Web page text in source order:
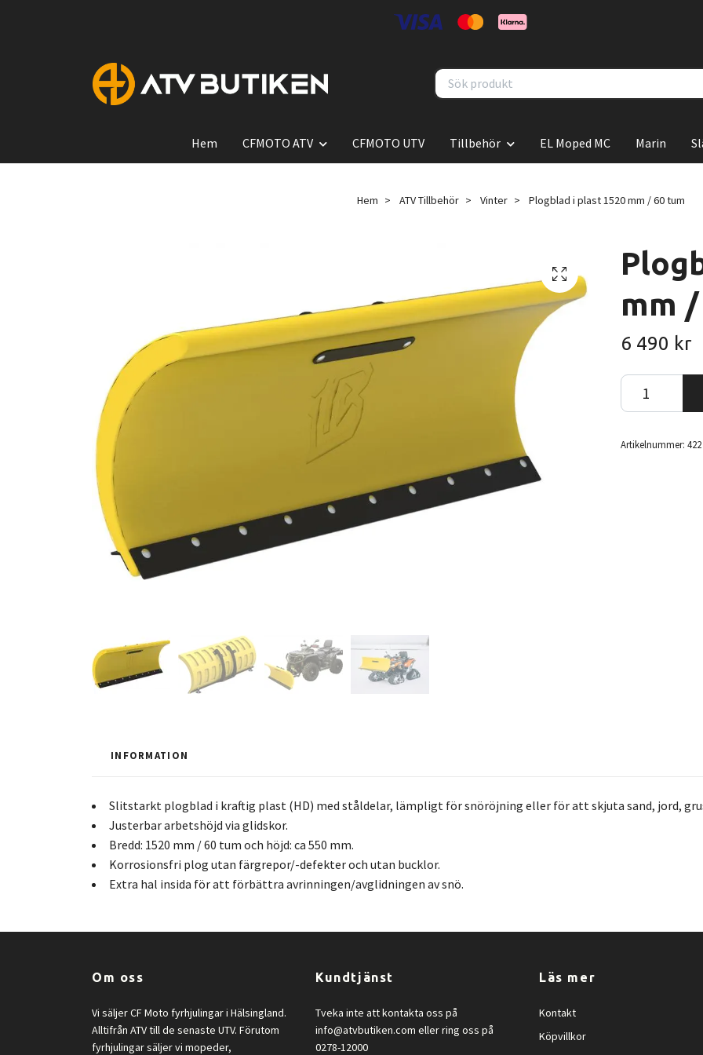
Hem CFMOTO ATV CFMOTO UTV Tillbehör EL Moped MC Marin
Hem ATV Tillbehör Vinter Plogblad i plast 1520 mm / 60 tum
mm
6 490 kr
Artikelnummer: 422
INFORMATION
Slitstarkt plogblad i kraftig plast (HD) med ståldelar, lämpligt för snöröjning eller för att skjuta sand, jord,
Justerbar arbetshöjd via glidskor.
Bredd: 1520 mm / 60 tum och höjd: ca 550 mm.
Korrosionsfri plog utan färgrepor/-defekter och utan bucklor.
Extra hal insida för att förbättra avrinningen/avglidningen av snö.
Om oss
Vi säljer CF Moto fyrhjulingar i Hälsingland.
Alltifrån ATV till de senaste UTV. Förutom
fyrhjulingar säljer vi mopeder,
Kundtjänst
Tveka inte att kontakta oss på
info@atvbutiken.com eller ring oss på
0278-12000
Läs mer
Kontakt
Köpvillkor